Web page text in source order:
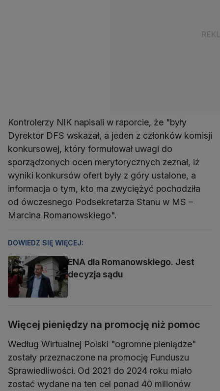
Kontrolerzy NIK napisali w raporcie, że "były
Dyrektor DFS wskazał, a jeden z członków komisji
konkursowej, który formułował uwagi do
sporządzonych ocen merytorycznych zeznał, iż
wyniki konkursów ofert były z góry ustalone, a
informacja o tym, kto ma zwyciężyć pochodziła
od ówczesnego Podsekretarza Stanu w MS –
Marcina Romanowskiego".
DOWIEDZ SIĘ WIĘCEJ:
ENA dla Romanowskiego. Jest
decyzja sądu
Więcej pieniędzy na promocję niż pomoc
Według Wirtualnej Polski "ogromne pieniądze"
zostały przeznaczone na promocję Funduszu
Sprawiedliwości. Od 2021 do 2024 roku miało
zostać wydane na ten cel ponad 40 milionów